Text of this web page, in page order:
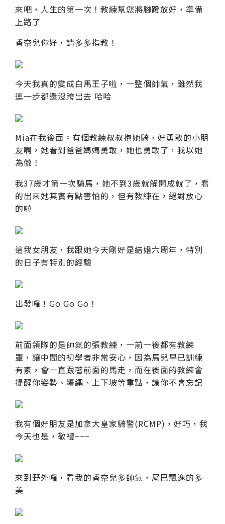
來吧，人生的第一次！教練幫您將腳蹬放好，準備
上路了
香奈兒你好，請多多指教！
今天我真的變成白馬王子啦，一整個帥氣，雖然我
連一步都還沒跨出去 哈哈
Mia在我後面。有個教練叔叔抱她騎，好勇敢的小朋
友啊，她看到爸爸媽媽勇敢，她也勇敢了，我以她
為傲！
我37歲才第一次騎馬，她不到3歲就解開成就了，看
的出來她其實有點害怕的，但有教練在，絕對放心
的啦
這我女朋友，我跟她今天剛好是結婚六周年，特別
的日子有特別的經驗
出發囉！Go Go Go！
前面領隊的是帥氣的張教練，一前一後都有教練
罩，讓中間的初學者非常安心，因為馬兒早已訓練
有素，會一直跟著前面的馬走，而在後面的教練會
提醒你姿勢、韁繩、上下坡等重點，讓你不會忘記
我有個好朋友是加拿大皇家騎警(RCMP)，好巧，我
今天也是，敬禮~~~
來到野外囉，看我的香奈兒多帥氣，尾巴飄逸的多
美